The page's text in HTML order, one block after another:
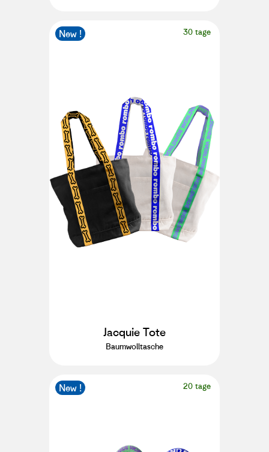
30 tage
New !
Jacquie Tote
Baumwolltasche
20 tage
New !